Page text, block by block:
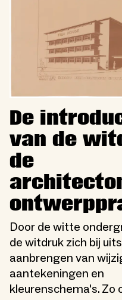
De
van de
de
Door de witte
de witdruk zich bij
aanbrengen van
aantekeningen en
kleurenschema's. Zo